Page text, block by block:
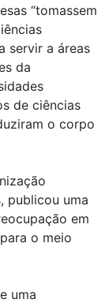
“tomassem
servir a áreas
da
de ciências
o corpo
publicou uma
em
o meio
uma